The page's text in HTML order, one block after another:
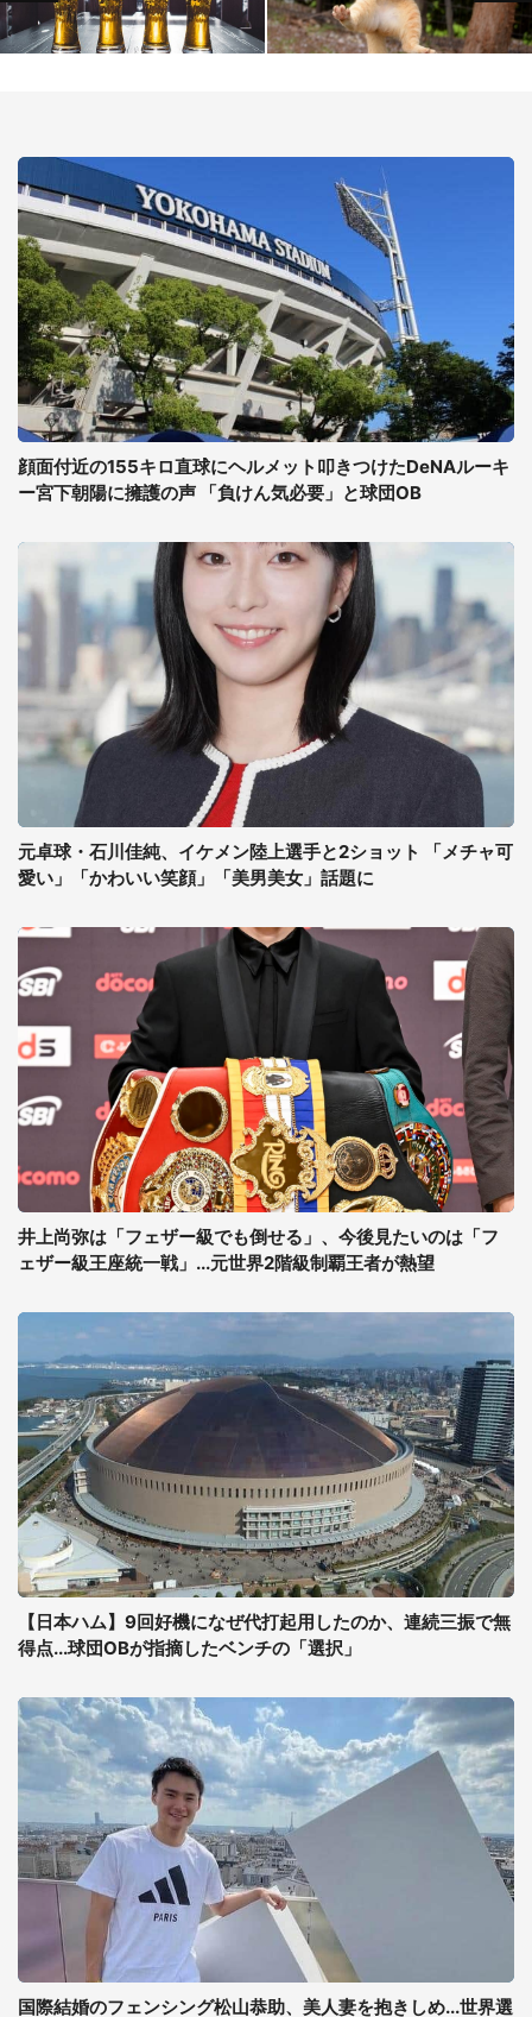
顔面付近の155キロ直球にヘルメット叩きつけたDeNAルーキ
ー宮下朝陽に擁護の声 「負けん気必要」と球団OB
元卓球・石川佳純、イケメン陸上選手と2ショット 「メチャ可
愛い」「かわいい笑顔」「美男美女」話題に
井上尚弥は「フェザー級でも倒せる」、今後見たいのは「フ
ェザー級王座統一戦」...元世界2階級制覇王者が熱望
【日本ハム】9回好機になぜ代打起用したのか、連続三振で無
得点...球団OBが指摘したベンチの「選択」
国際結婚のフェンシング松山恭助、美人妻を抱きしめ...世界選